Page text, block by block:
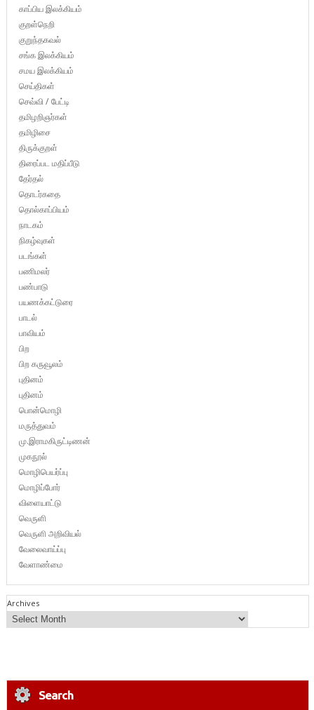
காப்பிய இலக்கியம்
குறள்நெறி
குறுந்தகவல்
சங்க இலக்கியம்
சமய இலக்கியம்
செய்திகள்
செவ்வி / பேட்டி
தமிழறிஞர்கள்
தமிழிசை
திருக்குறள்
திரைப்பட மதிப்பீடு
தேர்தல்
தொடர்கதை
தொல்காப்பியம்
நாடகம்
நிகழ்வுகள்
படங்கள்
பணிமலர்
பண்பாடு
பயணக்கட்டுரை
பாடல்
பாவியம்
பிற
பிற கருவூலம்
புதினம்
புதினம்
பொன்மொழி
மருத்துவம்
மு.இராமகிருட்டிணன்
முகநூல்
மொழிபெயர்ப்பு
மொழிப்போர்
விளையாட்டு
வெருளி
வெருளி அறிவியல்
வேலைவாய்ப்பு
வேளாண்மை
Archives
Search